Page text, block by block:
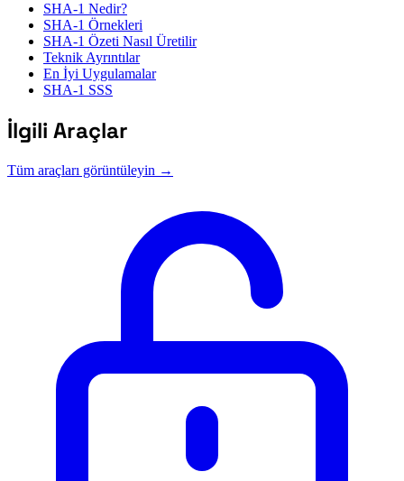
SHA-1 Nedir?
SHA-1 Örnekleri
SHA-1 Özeti Nasıl Üretilir
Teknik Ayrıntılar
En İyi Uygulamalar
SHA-1 SSS
İlgili Araçlar
Tüm araçları görüntüleyin →